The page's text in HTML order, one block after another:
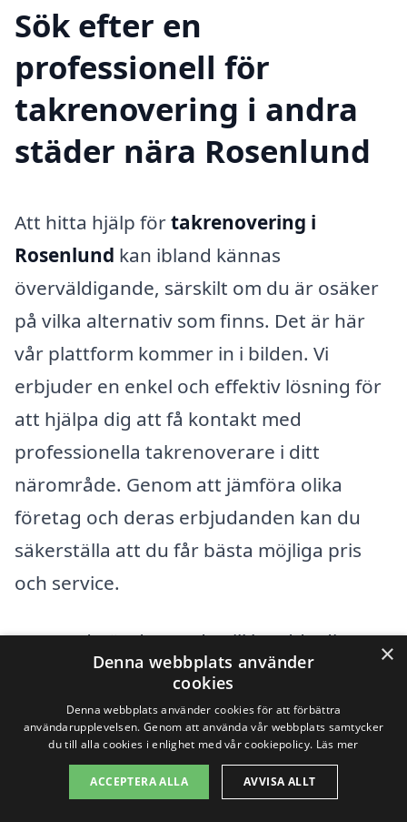
Sök efter en
professionell för
takrenovering i andra
städer nära Rosenlund
Att hitta hjälp förtakrenovering i
Rosenlund kan ibland kännas
överväldigande, särskilt om du är osäker
på vilka alternativ som finns. Det är här
vår plattform kommer in i bilden. Vi
erbjuder en enkel och effektiv lösning för
att hjälpa dig att få kontakt med
professionella takrenoverare i ditt
närområde. Genom att jämföra olika
företag och deras erbjudanden kan du
säkerställa att du får bästa möjliga pris
och service.
Men vad gör du om du vill bredda dina
sökningar? Rosenlund ligger i en region
med flera närliggande städer där du
också kan hitta kompetenta
entreprenörer för takrenovering. Här är
några exempel på städer där du kan söka
×
Denna webbplats använder
cookies
Denna webbplats använder cookies för att förbättra
användarupplevelsen. Genom att använda vår webbplats samtycker
du till alla cookies i enlighet med vår cookiepolicy. Läs mer
ACCEPTERA ALLA AVVISA ALLT